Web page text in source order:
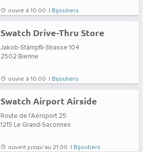
ouvre à 10:00 | Bijoutiers
Swatch Drive-Thru Store
Jakob-Stämpfli-Strasse 104
2502 Bienne
ouvre à 10:00 | Bijoutiers
Swatch Airport Airside
Route de l'Aéroport 25
1215
Le Grand-Saconnex
ouvert jusqu'au 21:00 | Bijoutiers